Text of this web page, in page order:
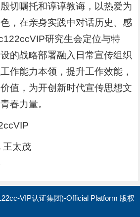
切嘱托和谆谆教诲，以热爱为
，在亲身实践中对话历史、感
研究生会定位与特
的战略部署融入日常宣传组织
作能力本领，提升工作效能，
值，为开创新时代宣传思想文
春力量。
王太茂
VIP认证集团)-Official Platform 版权